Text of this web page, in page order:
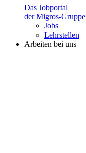
Das Jobportal
der Migros-Gruppe
Jobs
Lehrstellen
Arbeiten bei uns